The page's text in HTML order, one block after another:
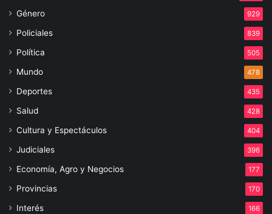
Género 929
Policiales 839
Política 505
Mundo 478
Deportes 435
Salud 428
Cultura y Espectáculos 404
Judiciales 396
Economía, Agro y Negocios 177
Provincias 170
Interés 166